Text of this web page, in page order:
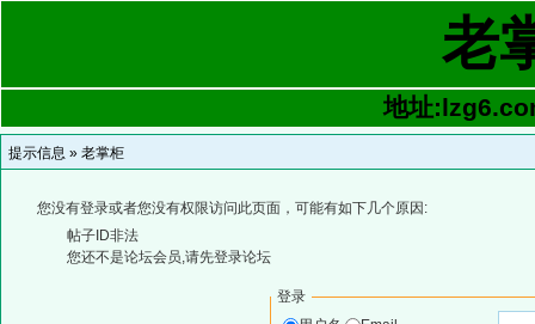
老
地址
提示信息 » 老掌柜
您没有登录或者您没有权限访问此页面，可能有如下几个原因:
帖子ID非法
您还不是论坛会员,请先登录论坛
登录